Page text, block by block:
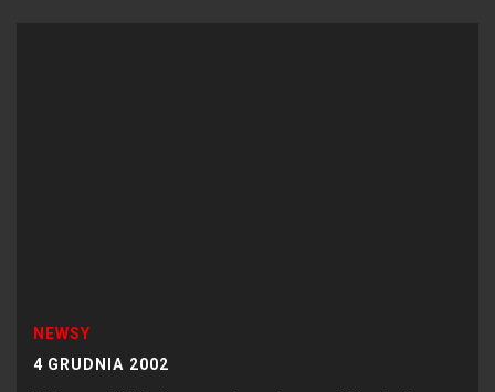
NEWSY
4 GRUDNIA 2002